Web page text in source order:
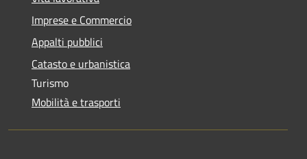
Imprese e Commercio
Appalti pubblici
Catasto e urbanistica
Turismo
Mobilità e trasporti